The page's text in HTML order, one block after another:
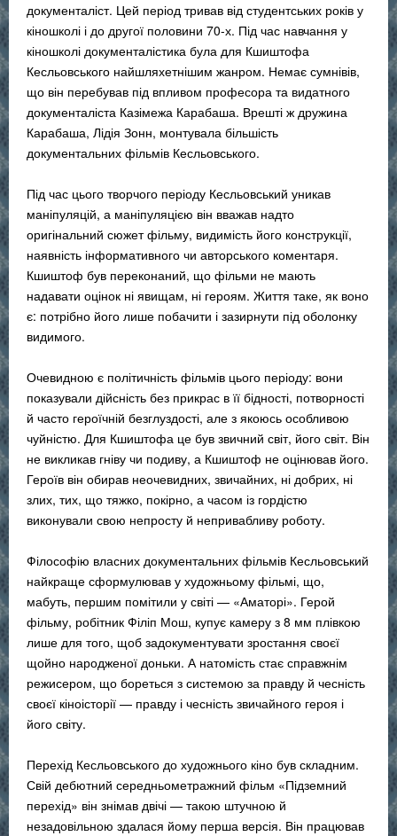
документаліст. Цей період тривав від студентських років у
кіношколі і до другої половини 70-х. Під час навчання у
кіношколі документалістика була для Кшиштофа
Кесльовського найшляхетнішим жанром. Немає сумнівів,
що він перебував під впливом професора та видатного
документаліста Казімежа Карабаша. Врешті ж дружина
Карабаша, Лідія Зонн, монтувала більшість
документальних фільмів Кесльовського.
Під час цього творчого періоду Кесльовський уникав
маніпуляцій, а маніпуляцією він вважав надто
оригінальний сюжет фільму, видимість його конструкції,
наявність інформативного чи авторського коментаря.
Кшиштоф був переконаний, що фільми не мають
надавати оцінок ні явищам, ні героям. Життя таке, як воно
є: потрібно його лише побачити і зазирнути під оболонку
видимого.
Очевидною є політичність фільмів цього періоду: вони
показували дійсність без прикрас в її бідності, потворності
й часто героїчній безглуздості, але з якоюсь особливою
чуйністю. Для Кшиштофа це був звичний світ, його світ. Він
не викликав гніву чи подиву, а Кшиштоф не оцінював його.
Героїв він обирав неочевидних, звичайних, ні добрих, ні
злих, тих, що тяжко, покірно, а часом із гордістю
виконували свою непросту й непривабливу роботу.
Філософію власних документальних фільмів Кесльовський
найкраще сформулював у художньому фільмі, що,
мабуть, першим помітили у світі — «Аматорі». Герой
фільму, робітник Філіп Мош, купує камеру з 8 мм плівкою
лише для того, щоб задокументувати зростання своєї
щойно народженої доньки. А натомість стає справжнім
режисером, що бореться з системою за правду й чесність
своєї кіноісторії — правду і чесність звичайного героя і
його світу.
Перехід Кесльовського до художнього кіно був складним.
Свій дебютний середньометражний фільм «Підземний
перехід» він знімав двічі — такою штучною й
незадовільною здалася йому перша версія. Він працював